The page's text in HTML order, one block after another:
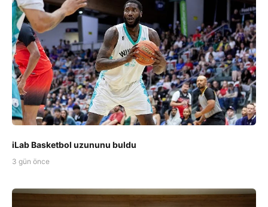
iLab Basketbol uzununu buldu
3 gün önce